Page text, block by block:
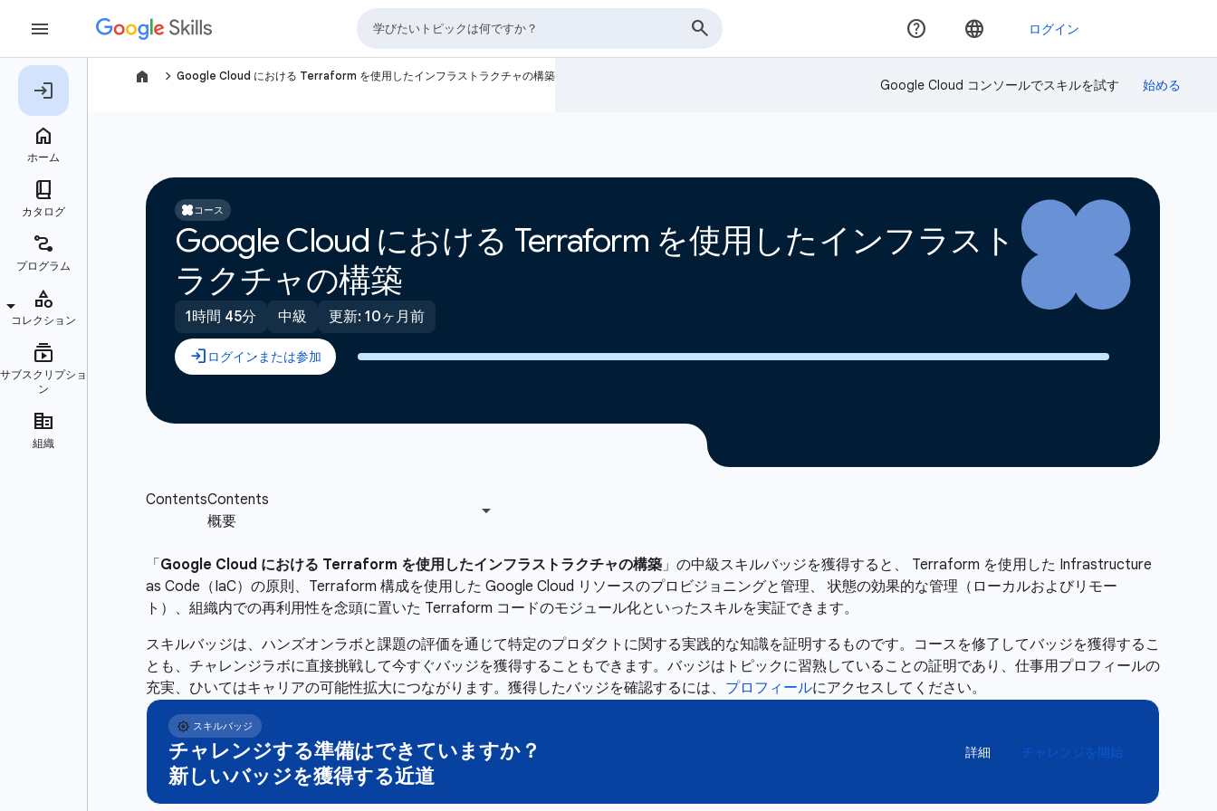
navigate_next Google Cloud における Terraform を使用したインフラストラクチャの構築
Google Cloud コンソールでスキルを試す
コース
Google Cloud における Terraform を使用したインフラスト
ラクチャの構築
1時間 45分 中級 更新: 10ヶ月前
「 Google Cloud における Terraform を使用したインフラストラクチャの構築」の中級スキルバッジを獲得すると、 Terraform を使用した Infrastructure
as Code（IaC）の原則、Terraform 構成を使用した Google Cloud リソースのプロビジョニングと管理、 状態の効果的な管理（ローカルおよびリモー
ト）、組織内での再利用性を念頭に置いた Terraform コードのモジュール化といったスキルを実証できます。
スキルバッジは、ハンズオンラボと課題の評価を通じて特定のプロダクトに関する実践的な知識を証明するものです。コースを修了してバッジを獲得するこ
とも、チャレンジラボに直接挑戦して今すぐバッジを獲得することもできます。バッジはトピックに習熟していることの証明であり、仕事用プロフィールの
充実、ひいてはキャリアの可能性拡大につながります。獲得したバッジを確認するには、 プロフィールにアクセスしてください。
チャレンジする準備はできていますか？
新しいバッジを獲得する近道
詳細 チャレンジを開始